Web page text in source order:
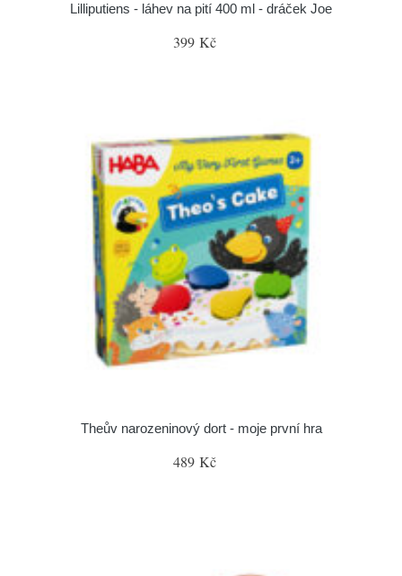
Lilliputiens - láhev na pití 400 ml - dráček Joe
399 Kč
Theův narozeninový dort - moje první hra
489 Kč